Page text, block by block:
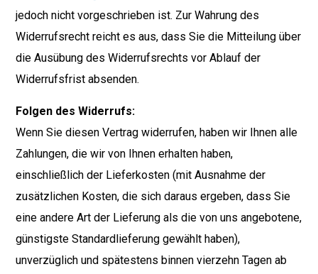
jedoch nicht vorgeschrieben ist. Zur Wahrung des
Widerrufsrecht reicht es aus, dass Sie die Mitteilung über
die Ausübung des Widerrufsrechts vor Ablauf der
Widerrufsfrist absenden.
Folgen des Widerrufs:
Wenn Sie diesen Vertrag widerrufen, haben wir Ihnen alle
Zahlungen, die wir von Ihnen erhalten haben,
einschließlich der Lieferkosten (mit Ausnahme der
zusätzlichen Kosten, die sich daraus ergeben, dass Sie
eine andere Art der Lieferung als die von uns angebotene,
günstigste Standardlieferung gewählt haben),
unverzüglich und spätestens binnen vierzehn Tagen ab